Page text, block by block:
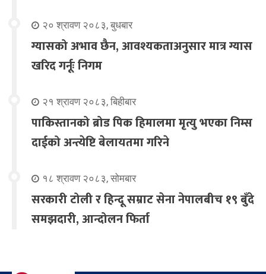
२० श्रावण २०८३, बुधबार
ग्यासको अभाव छैन, आवश्यकताअनुसार मात्र ग्यास
खरिद गर्नूः निगम
२१ श्रावण २०८३, बिहीबार
पाकिस्तानको ब्रोड पिक हिमालमा मृत्यु भएका निम्स
दाईको अन्त्येष्टि बेलायतमा गरिने
१८ श्रावण २०८३, सोमबार
सरकारी टोली र हिन्दू सम्राट सेना नेपालबीच १९ बुँदे
समझदारी, आन्दोलन फिर्ता